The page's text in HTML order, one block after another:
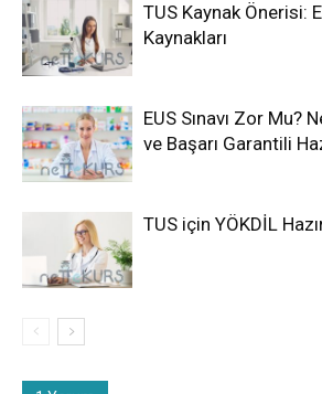
TUS Kaynak Önerisi:
Kaynakları
EUS Sınavı Zor Mu?
ve Başarı Garantili
TUS için YÖKDİL